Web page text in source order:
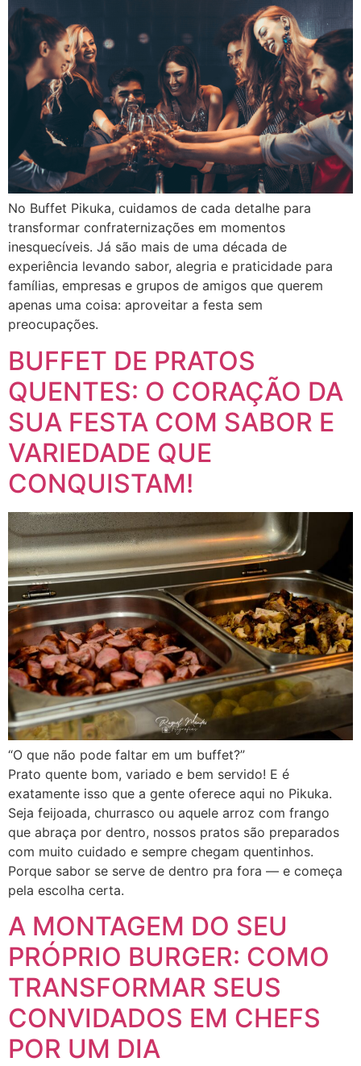
No Buffet Pikuka, cuidamos de cada detalhe para
transformar confraternizações em momentos
inesquecíveis. Já são mais de uma década de
experiência levando sabor, alegria e praticidade para
famílias, empresas e grupos de amigos que querem
apenas uma coisa: aproveitar a festa sem
preocupações.
BUFFET DE PRATOS
QUENTES: O CORAÇÃO DA
SUA FESTA COM SABOR E
VARIEDADE QUE
CONQUISTAM!
“O que não pode faltar em um buffet?”
Prato quente bom, variado e bem servido! E é
exatamente isso que a gente oferece aqui no Pikuka.
Seja feijoada, churrasco ou aquele arroz com frango
que abraça por dentro, nossos pratos são preparados
com muito cuidado e sempre chegam quentinhos.
Porque sabor se serve de dentro pra fora — e começa
pela escolha certa.
A MONTAGEM DO SEU
PRÓPRIO BURGER: COMO
TRANSFORMAR SEUS
CONVIDADOS EM CHEFS
POR UM DIA